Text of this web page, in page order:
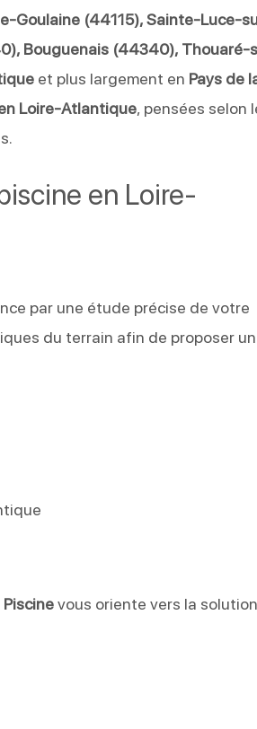
Goulaine (44115), Sainte-Luce-
Bouguenais (44340), Thouaré-
et plus largement en Pays de
Loire-Atlantique, pensées selon
en Loire-
par une étude précise de votre
du terrain afin de proposer
Piscinevous oriente vers la